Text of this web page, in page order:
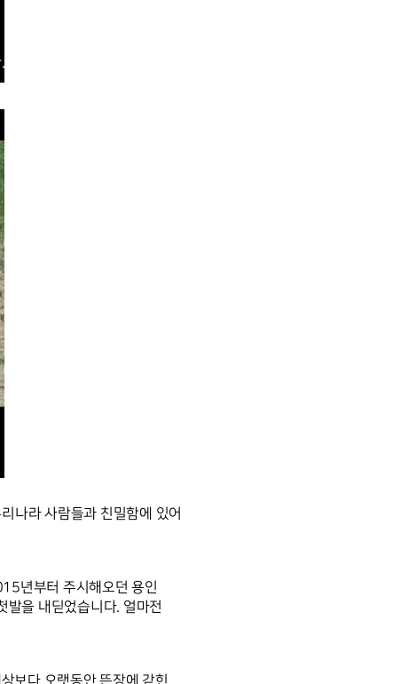
나라 사람들과 친밀함에 있어
년부터 주시해오던 용인
발을 내딛었습니다. 얼마전
보다 오랫동안 뜬장에 갇힌